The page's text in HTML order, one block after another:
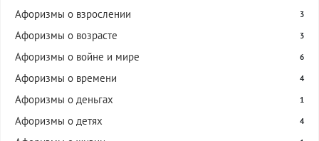
Афоризмы о взрослении 3
Афоризмы о возрасте 3
Афоризмы о войне и мире 6
Афоризмы о времени 4
Афоризмы о деньгах 1
Афоризмы о детях 4